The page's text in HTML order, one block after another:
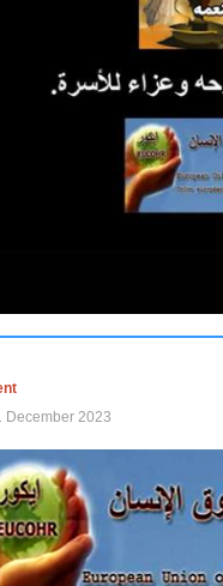
December 2023